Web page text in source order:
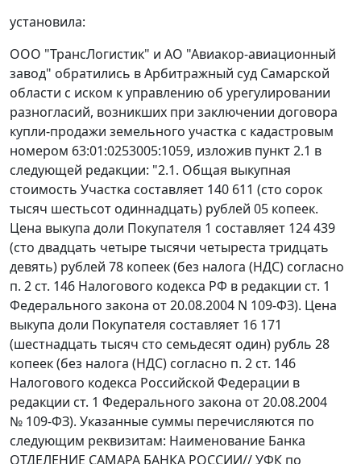
установила:
ООО "ТрансЛогистик" и АО "Авиакор-авиационный
завод" обратились в Арбитражный суд Самарской
области с иском к управлению об урегулировании
разногласий, возникших при заключении договора
купли-продажи земельного участка с кадастровым
номером 63:01:0253005:1059, изложив пункт 2.1 в
следующей редакции: "2.1. Общая выкупная
стоимость Участка составляет 140 611 (сто сорок
тысяч шестьсот одиннадцать) рублей 05 копеек.
Цена выкупа доли Покупателя 1 составляет 124 439
(сто двадцать четыре тысячи четыреста тридцать
девять) рублей 78 копеек (без налога (НДС) согласно
п. 2 ст. 146 Налогового кодекса РФ в редакции ст. 1
Федерального закона от 20.08.2004 N 109-ФЗ). Цена
выкупа доли Покупателя составляет 16 171
(шестнадцать тысяч сто семьдесят один) рубль 28
копеек (без налога (НДС) согласно п. 2 ст. 146
Налогового кодекса Российской Федерации в
редакции ст. 1 Федерального закона от 20.08.2004
№ 109-ФЗ). Указанные суммы перечисляются по
следующим реквизитам: Наименование Банка
ОТДЕЛЕНИЕ САМАРА БАНКА РОССИИ// УФК по